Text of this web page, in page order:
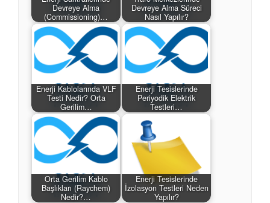
Devreye Alma
(Commissioning)…
Devreye Alma Süreci
Nasıl Yapılır?
Enerji Kablolarında VLF
Testi Nedir? Orta
Gerilim…
Enerji Tesislerinde
Periyodik Elektrik
Testleri…
Orta Gerilim Kablo
Başlıkları (Raychem)
Nedir?…
Enerji Tesislerinde
İzolasyon Testleri Neden
Yapılır?